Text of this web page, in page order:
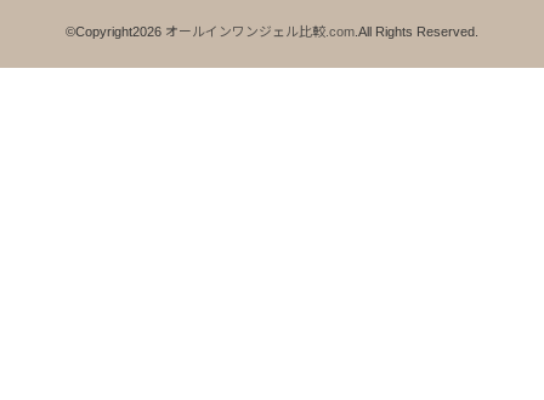
©Copyright2026 オールインワンジェル比較.com.All Rights Reserved.